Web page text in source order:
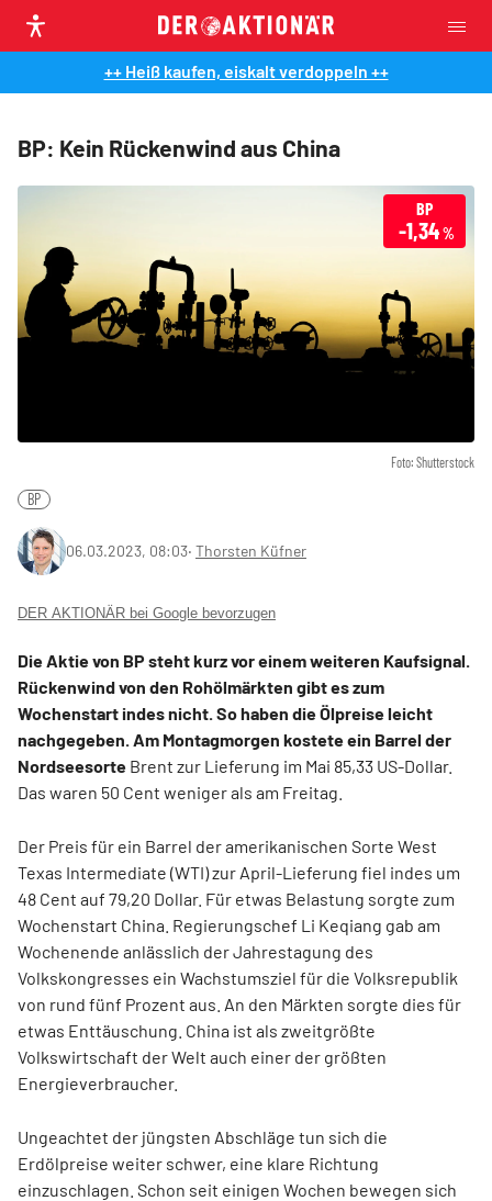
++ Heiß kaufen, eiskalt verdoppeln ++
BP: Kein Rückenwind aus China
Foto: Shutterstock
BP
-1,34%
BP
06.03.2023, 08:03‧ Thorsten Küfner
DER AKTIONÄR bei Google bevorzugen
Die Aktie von BP steht kurz vor einem weiteren Kaufsignal.
Rückenwind von den Rohölmärkten gibt es zum
Wochenstart indes nicht. So haben die Ölpreise leicht
nachgegeben. Am Montagmorgen kostete ein Barrel der
Nordseesorte Brent zur Lieferung im Mai 85,33 US-Dollar.
Das waren 50 Cent weniger als am Freitag.
Der Preis für ein Barrel der amerikanischen Sorte West
Texas Intermediate (WTI) zur April-Lieferung fiel indes um
48 Cent auf 79,20 Dollar. Für etwas Belastung sorgte zum
Wochenstart China. Regierungschef Li Keqiang gab am
Wochenende anlässlich der Jahrestagung des
Volkskongresses ein Wachstumsziel für die Volksrepublik
von rund fünf Prozent aus. An den Märkten sorgte dies für
etwas Enttäuschung. China ist als zweitgrößte
Volkswirtschaft der Welt auch einer der größten
Energieverbraucher.
Ungeachtet der jüngsten Abschläge tun sich die
Erdölpreise weiter schwer, eine klare Richtung
einzuschlagen. Schon seit einigen Wochen bewegen sich